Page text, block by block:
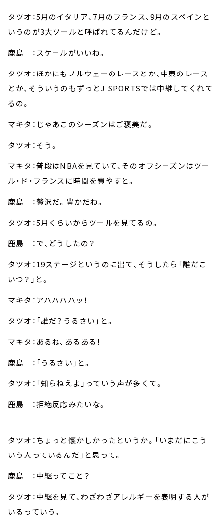
タツオ：5月のイタリア、7月のフランス、9月のスペインと
いうのが3大ツールと呼ばれてるんだけど。
鹿島 ：スケールがいいね。
タツオ：ほかにもノルウェーのレースとか、中東のレース
とか、そういうのもずっとJ SPORTSでは中継してくれて
るの。
マキタ：じゃあこのシーズンはご褒美だ。
タツオ：そう。
マキタ：普段はNBAを見ていて、そのオフシーズンはツー
ル・ド・フランスに時間を費やすと。
鹿島 ：贅沢だ。豊かだね。
タツオ：5月くらいからツールを見てるの。
鹿島 ：で、どうしたの？
タツオ：19ステージというのに出て、そうしたら「誰だこ
いつ？」と。
マキタ：アハハハハッ！
タツオ：「誰だ？うるさい」と。
マキタ：あるね、あるある！
鹿島 ：「うるさい」と。
タツオ：「知らねえよ」っていう声が多くて。
鹿島 ：拒絶反応みたいな。
タツオ：ちょっと懐かしかったというか。「いまだにこう
いう人っているんだ」と思って。
鹿島 ：中継ってこと？
タツオ：中継を見て、わざわざアレルギーを表明する人が
いるっていう。